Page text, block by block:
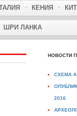
КЕНИЯ
ШРИ ЛАНКА
НОВОСТИ
СХЕМА
2016